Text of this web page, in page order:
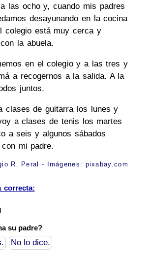
las ocho y, cuando mis padres
desayunando en la cocina
colegio está muy cerca y
la abuela.
en el colegio y a las tres y
a recogernos a la salida. A la
juntos.
clases de guitarra los lunes y
a clases de tenis los martes
a seis y algunos sábados
mi padre.
R. Peral - Imágenes: pixabay.com
correcta:
su padre?
No lo dice.